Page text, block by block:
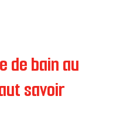
de bain au
savoir